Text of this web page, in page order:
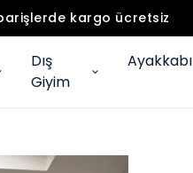
kargo ücretsiz
Dış
Giyim
Ayakkabı